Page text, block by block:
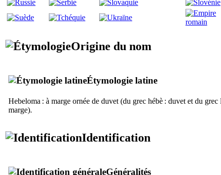
Origine du nom
Étymologie latine
Hebeloma : à marge ornée de duvet (du grec hébè : duvet et du grec
marge).
Identification
Généralités